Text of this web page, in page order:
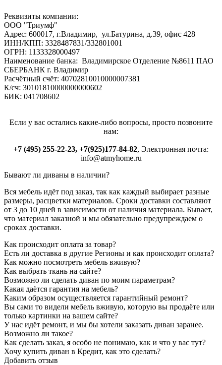
Реквизиты компании:
ООО "Триумф"
Адрес: 600017, г.Владимир, ул.Батурина, д.39, офис 428
ИНН/КПП: 3328487831/332801001
ОГРН: 1133328000497
Наименование банка: Владимирское Отделение №8611 ПАО
СБЕРБАНК г. Владимир
Расчётный счёт: 40702810010000007381
К/сч: 30101810000000000602
БИК: 041708602
Если у вас остались какие-либо вопросы, просто позвоните
нам:
+7 (495) 255-22-23, +7(925)177-84-82, Электронная почта:
info@atmyhome.ru
Бывают ли диваны в наличии?
Вся мебель идёт под заказ, так как каждый выбирает разные
размеры, расцветки материалов. Сроки доставки составляют
от 3 до 10 дней в зависимости от наличия материала. Бывает,
что материал заказной и мы обязательно предупреждаем о
сроках доставки.
Как происходит оплата за товар?
Есть ли доставка в другие Регионы и как происходит оплата?
Как можно посмотреть мебель вживую?
Как выбрать ткань на сайте?
Возможно ли сделать диван по моим параметрам?
Какая даётся гарантия на мебель?
Каким образом осуществляется гарантийный ремонт?
Вы сами то видели мебель вживую, которую вы продаёте или
только картинки на вашем сайте?
У нас идёт ремонт, и мы бы хотели заказать диван заранее.
Возможно ли такое?
Как сделать заказ, я особо не понимаю, как и что у вас тут?
Хочу купить диван в Кредит, как это сделать?
Добавить отзыв